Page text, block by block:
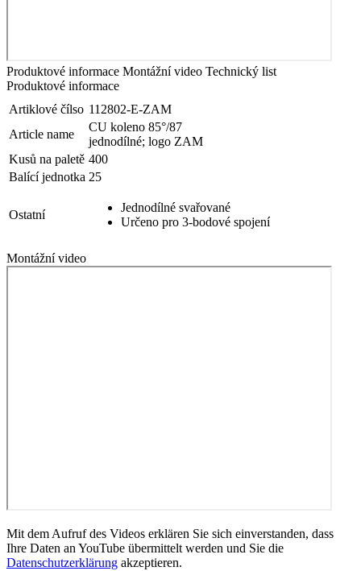
Produktové informace Montážní video Technický list
Produktové informace
Artiklové čílso 112802-E-ZAM
Article name
CU koleno 85°/87
jednodílné; logo ZAM
Kusů na paletě 400
Balící jednotka 25
Ostatní
Jednodílné svařované
Určeno pro 3-bodové spojení
Montážní video
Mit dem Aufruf des Videos erklären Sie sich einverstanden, dass
Ihre Daten an YouTube übermittelt werden und Sie die
Datenschutzerklärung akzeptieren.